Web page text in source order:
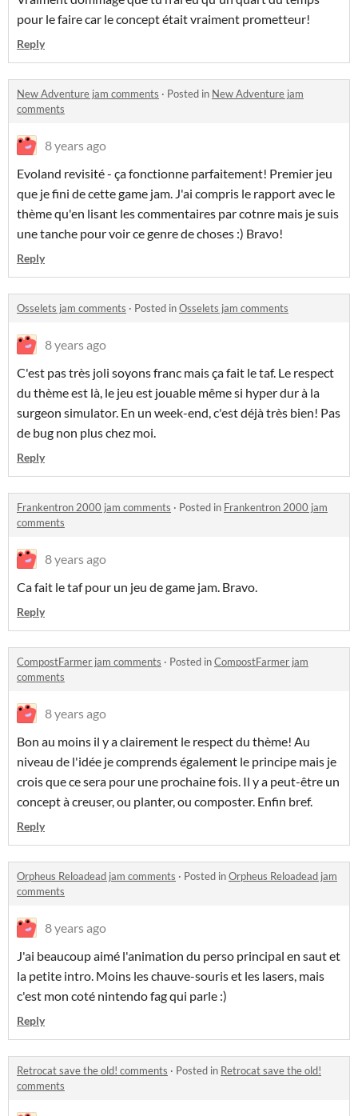
pour le faire car le concept était vraiment prometteur!
Reply
New Adventure jam comments · Posted in New Adventure jam
comments
8 years ago
Evoland revisité - ça fonctionne parfaitement! Premier jeu
que je fini de cette game jam. J'ai compris le rapport avec le
thème qu'en lisant les commentaires par cotnre mais je suis
une tanche pour voir ce genre de choses :) Bravo!
Reply
Osselets jam comments · Posted inOsselets jam comments
8 years ago
C'est pas très joli soyons franc mais ça fait le taf. Le respect
du thème est là, le jeu est jouable même si hyper dur à la
surgeon simulator. En un week-end, c'est déjà très bien! Pas
de bug non plus chez moi.
Reply
Frankentron 2000 jam comments · Posted in Frankentron 2000 jam
comments
8 years ago
Ca fait le taf pour un jeu de game jam. Bravo.
Reply
CompostFarmer jam comments · Posted inCompostFarmer jam
comments
8 years ago
Bon au moins il y a clairement le respect du thème! Au
niveau de l'idée je comprends également le principe mais je
crois que ce sera pour une prochaine fois. Il y a peut-être un
concept à creuser, ou planter, ou composter. Enfin bref.
Reply
Orpheus Reloadead jam comments · Posted inOrpheus Reloadead jam
comments
8 years ago
J'ai beaucoup aimé l'animation du perso principal en saut et
la petite intro. Moins les chauve-souris et les lasers, mais
c'est mon coté nintendo fag qui parle :)
Reply
Retrocat save the old! comments · Posted in Retrocat save the old!
comments